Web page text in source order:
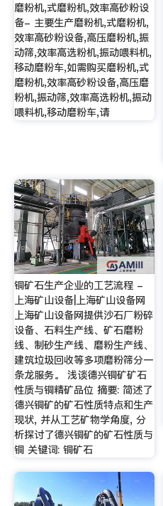
磨粉机,式磨粉机,效率高砂粉设
备- 主要生产磨粉机,式磨粉机,
效率高砂粉设备,高压磨粉机,振
动筛,效率高选粉机,振动喂料机,
移动磨粉车,如需购买磨粉机,式
磨粉机,效率高砂粉设备,高压磨
粉机,振动筛,效率高选粉机,振动
喂料机,移动磨粉车,请
铜矿石生产企业的工艺流程 -
上海矿山设备|上海矿山设备网
上海矿山设备网提供沙石厂粉碎
设备、石料生产线、矿石磨粉
线、制砂生产线、磨粉生产线、
建筑垃圾回收等多项磨粉筛分一
条龙服务。 浅谈德兴铜矿矿石
性质与铜精矿品位 摘要: 简述了
德兴铜矿的矿石性质特点和生产
现状, 并从工艺矿物学角度, 分
析探讨了德兴铜矿的矿石性质与
铜 关键词: 铜矿石